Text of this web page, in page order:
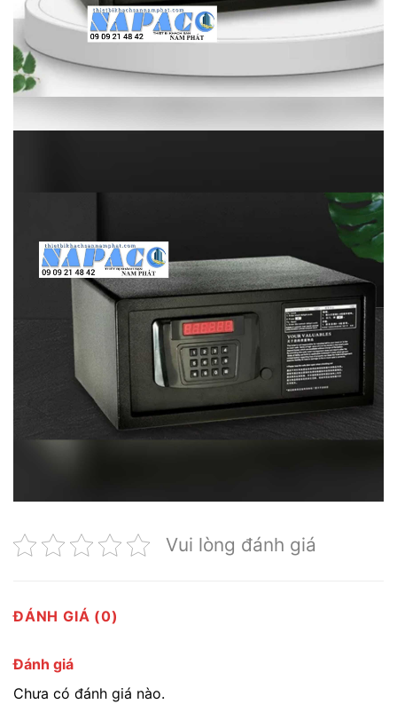
Vui lòng đánh giá
ĐÁNH GIÁ (0)
Đánh giá
Chưa có đánh giá nào.